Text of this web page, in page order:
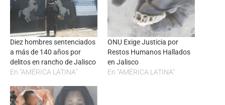
Diez hombres sentenciados
a más de 140 años por
delitos en rancho de Jalisco
En "AMÉRICA LATINA"
ONU Exige Justicia por
Restos Humanos Hallados
en Jalisco
En "AMÉRICA LATINA"